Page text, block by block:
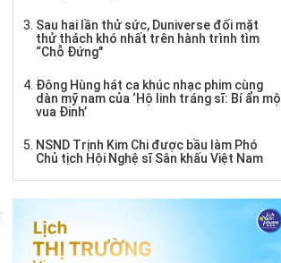
Sau hai lần thử sức, Duniverse đối mặt
thử thách khó nhất trên hành trình tìm
“Chỗ Đứng"
Đông Hùng hát ca khúc nhạc phim cùng
dàn mỹ nam của ‘Hộ linh tráng sĩ: Bí ẩn mộ
vua Đinh’
NSND Trịnh Kim Chi được bầu làm Phó
Chủ tịch Hội Nghệ sĩ Sân khấu Việt Nam